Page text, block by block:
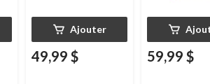
Ajouter
49,99 $ 59,99 $